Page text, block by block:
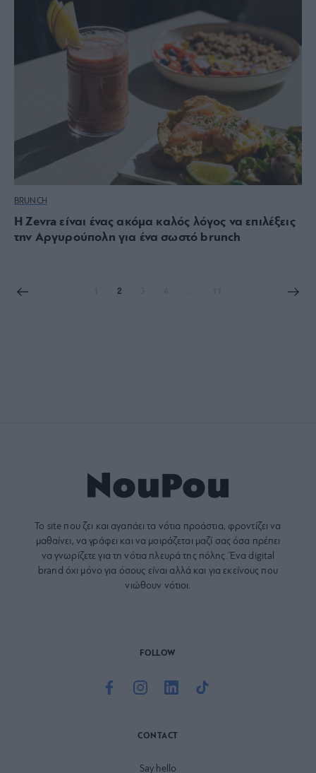
BRUNCH
Η Zevra είναι ένας ακόμα καλός λόγος να επιλέξεις
την Αργυρούπολη για ένα σωστό brunch
2
Το site που ζει και αγαπάει τα νότια προάστια, φροντίζει να
μαθαίνει, να γράφει και να μοιράζεται μαζί σας όσα πρέπει
να γνωρίζετε για τη νότια πλευρά της πόλης. Ένα digital
brand όχι μόνο για όσους είναι αλλά και για εκείνους που
νιώθουν νότιοι.
FOLLOW
CONTACT
Say hello